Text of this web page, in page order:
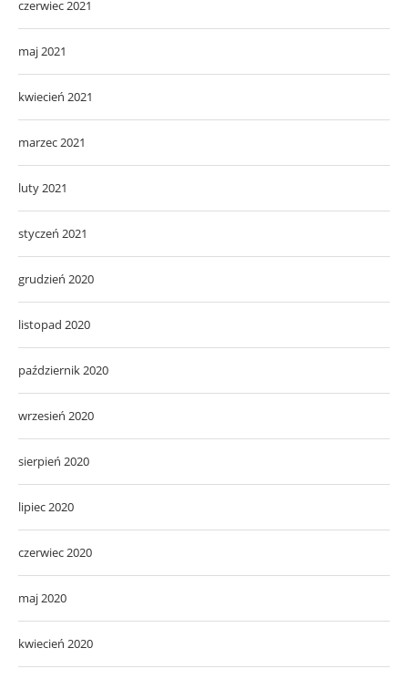
czerwiec 2021
maj 2021
kwiecień 2021
marzec 2021
luty 2021
styczeń 2021
grudzień 2020
listopad 2020
październik 2020
wrzesień 2020
sierpień 2020
lipiec 2020
czerwiec 2020
maj 2020
kwiecień 2020